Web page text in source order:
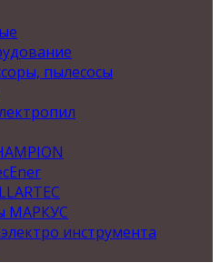
пылесосы
МАРКУС
инструмента